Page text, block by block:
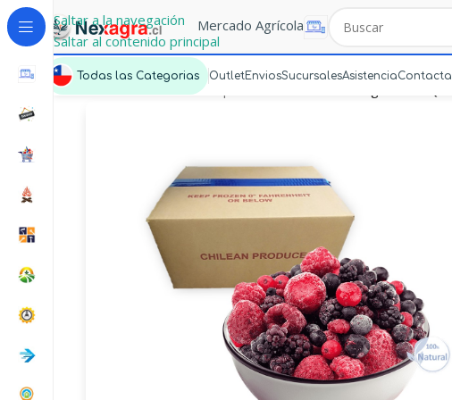
Saltar a la navegación
Saltar al contenido principal
Mercado Agrícola
Todas las Categorias Outlet EnviosSucursalesAsistencia
Mercado Express Mix Berries Congelados IQF